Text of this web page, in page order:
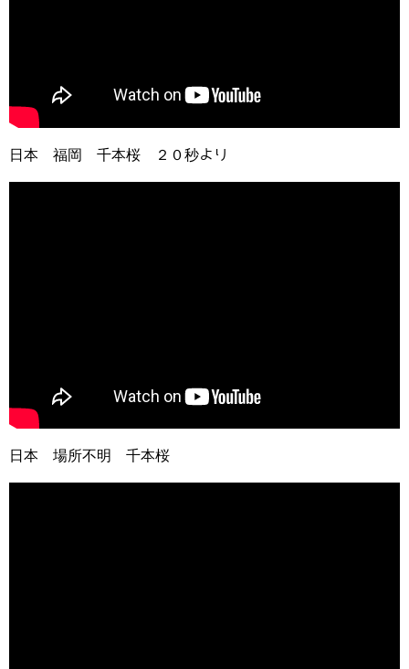
日本 福岡 千本桜 ２０秒より
日本 場所不明 千本桜